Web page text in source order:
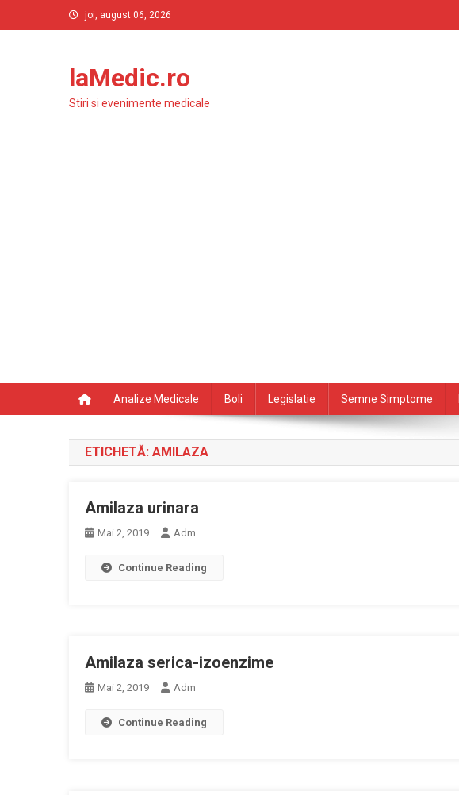
to
joi, august 06, 2026
laMedic.ro
Stiri si evenimente medicale
Analize Medicale Boli Legislatie Semne Simptome
ETICHETĂ: AMILAZA
Amilaza urinara
Mai 2, 2019 Adm
Continue Reading
Amilaza serica-izoenzime
Mai 2, 2019 Adm
Continue Reading